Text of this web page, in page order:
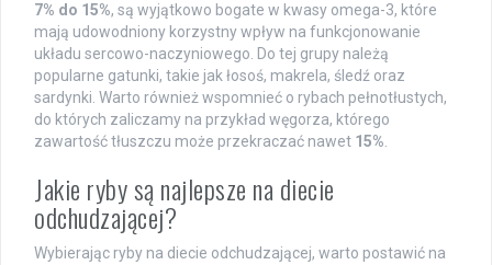
7% do 15%, są wyjątkowo bogate w kwasy omega-3, które
mają udowodniony korzystny wpływ na funkcjonowanie
układu sercowo-naczyniowego. Do tej grupy należą
popularne gatunki, takie jak łosoś, makrela, śledź oraz
sardynki. Warto również wspomnieć o rybach pełnotłustych,
do których zaliczamy na przykład węgorza, którego
zawartość tłuszczu może przekraczać nawet 15%.
Jakie ryby są najlepsze na diecie
odchudzającej?
Wybierając ryby na diecie odchudzającej, warto postawić na